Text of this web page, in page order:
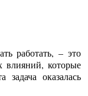
работать, – это
влияний, которые
задача оказалась